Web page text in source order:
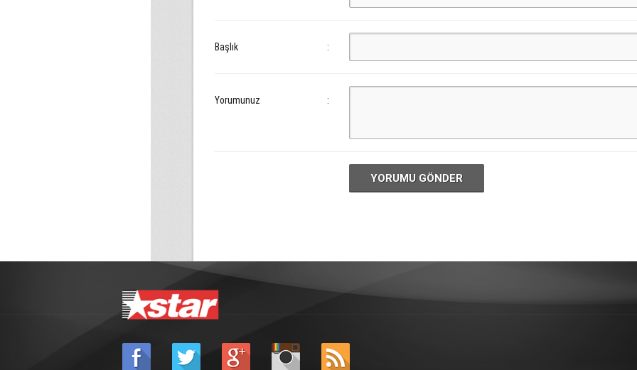
Başlık :
Yorumunuz :
YORUMU GÖNDER